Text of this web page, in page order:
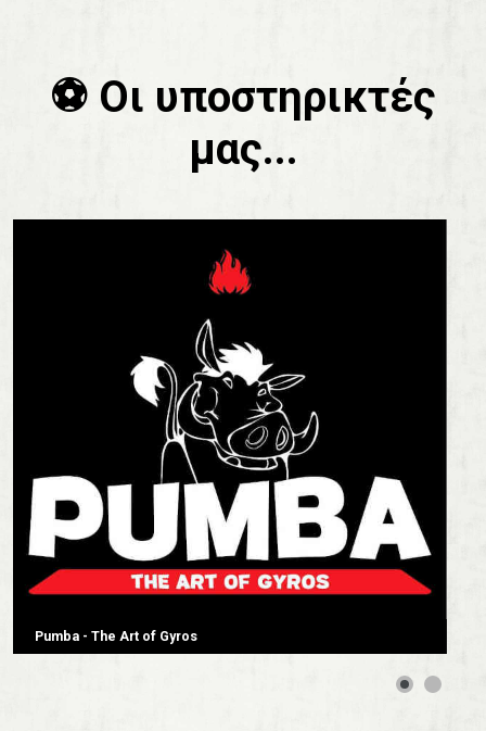
⚽️ Οι υποστηρικτές
μας...
Pumba - The Art of Gyros